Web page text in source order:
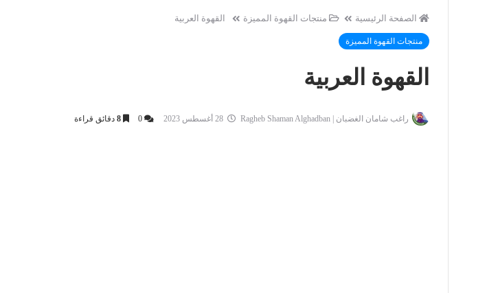
الصفحة الرئيسية منتجات القهوة المميزة القهوة العربية
منتجات القهوة المميزة
القهوة العربية
راغب شامان الغضبان | Ragheb Shaman Alghadban 0
8 دقائق قراءة